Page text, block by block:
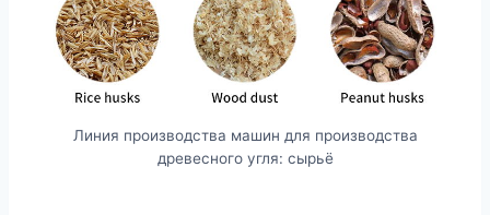
Линия производства машин для производства
древесного угля: сырьё